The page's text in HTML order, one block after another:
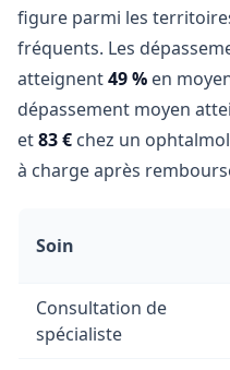
figure parmi les
fréquents. Les
atteignent49 % en
dépassement moyen
et83 € chez un
à charge après
Soin
Consultation de
spécialiste